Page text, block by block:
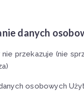
danych
nie przekazuje (nie
osobowych